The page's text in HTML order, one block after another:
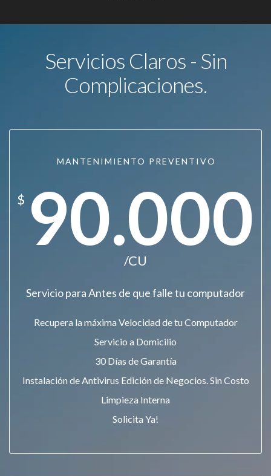
Servicios Claros - Sin
Complicaciones.
MANTENIMIENTO PREVENTIVO
$ 90.000
/CU
Servicio para Antes de que falle tu computador
Recupera la máxima Velocidad de tu Computador
Servicio a Domicilio
30 Días de Garantía
Instalación de Antivirus Edición de Negocios. Sin Costo
Limpieza Interna
Solicita Ya!